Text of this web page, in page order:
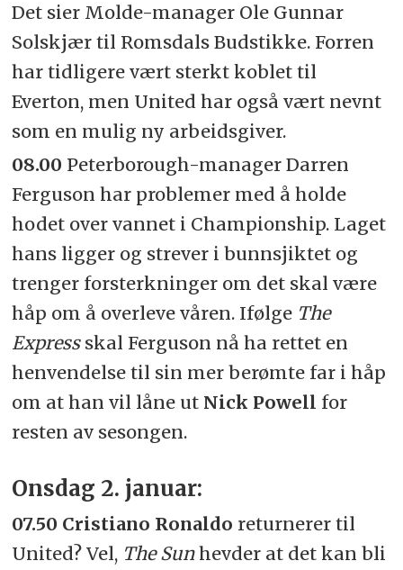
Det sier Molde-manager Ole Gunnar
Solskjær til Romsdals Budstikke. Forren
har tidligere vært sterkt koblet til
Everton, men United har også vært nevnt
som en mulig ny arbeidsgiver.
08.00 Peterborough-manager Darren
Ferguson har problemer med å holde
hodet over vannet i Championship. Laget
hans ligger og strever i bunnsjiktet og
trenger forsterkninger om det skal være
håp om å overleve våren. Ifølge The
Expressskal Ferguson nå ha rettet en
henvendelse til sin mer berømte far i håp
om at han vil låne ut Nick Powell for
resten av sesongen.
Onsdag 2. januar:
07.50 Cristiano Ronaldo returnerer til
United? Vel, The Sunhevder at det kan bli